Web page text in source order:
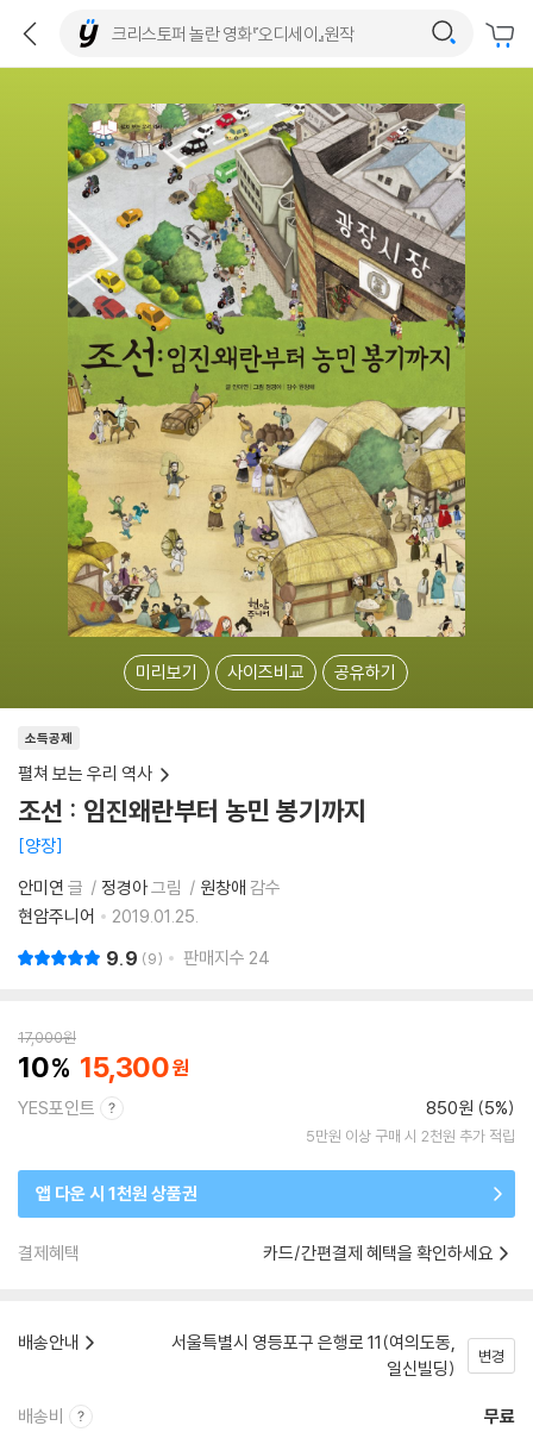
미리보기 사이즈비교 공유하기
소득공제
펼쳐 보는 우리 역사
조선 : 임진왜란부터 농민 봉기까지
양장
안미연 글 정경아그림 원창애 감수
현암주니어
2019.01.25.
9.9 9 판매지수 24
17,000원
10 15,300
YES포인트 850원 (5%)
5만원 이상 구매 시 2천원 추가 적립
앱 다운 시 1천원 상품권
결제혜택 카드/간편결제 혜택을 확인하세요
배송안내
서울특별시 영등포구 은행로 11(여의도동,
일신빌딩)
변경
배송비 무료